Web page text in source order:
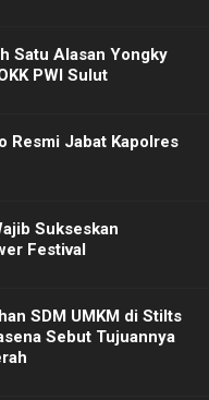
Satu Alasan Yongky
PWI Sulut
Resmi Jabat Kapolres
Sukseskan
Festival
SDM UMKM di Stilts
Sebut Tujuannya